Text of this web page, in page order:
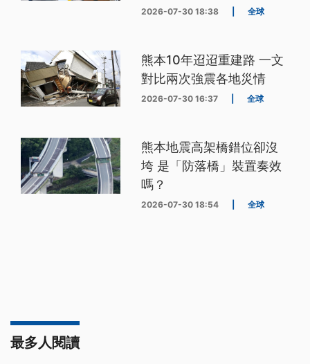
2026-07-30 18:38 全球
熊本10年迢迢重建路 一文
對比兩次強震各地災情
2026-07-30 16:37 全球
熊本地震高架橋錯位卻沒
垮 是「防落橋」裝置奏效
嗎？
2026-07-30 18:54 全球
最多人閱讀